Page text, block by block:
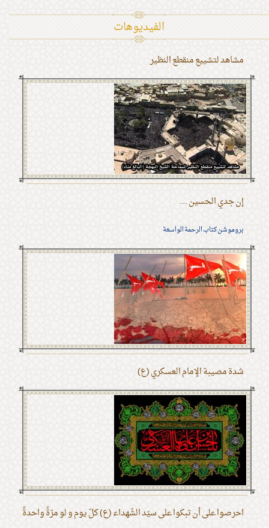
الفیدیوهات
مشاهد لتشييع منقطع النظير
إن جدي الحسين ...
بروموشن كتاب الرحمة الواسعة
شدة مصيبة الإمام العسكري (ع)
احرصوا على أن تبكوا على سيّد الشّهداء (ع) كلّ يوم و لو مرّةً واحدةً